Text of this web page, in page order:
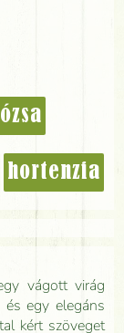
hortenzia
vágott virág
egy elegáns
kért szöveget